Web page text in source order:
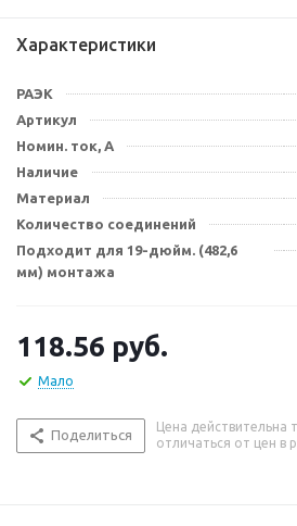
Характеристики
РАЭК
Артикул
Номин. ток, А
Наличие
Материал
Количество соединений
Подходит для 19-дюйм. (482,6
мм) монтажа
118.56 руб.
Мало
Поделиться
Цена действительна
отличаться от цен в